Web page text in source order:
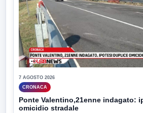
7 AGOSTO 2026
CRONACA
Ponte Valentino,21enne indagato:
omicidio stradale